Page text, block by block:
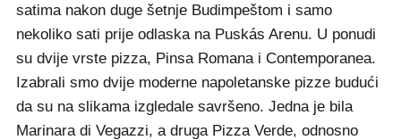
satima nakon duge šetnje Budimpeštom i samo
nekoliko sati prije odlaska na Puskás Arenu. U ponudi
su dvije vrste pizza, Pinsa Romana i Contemporanea.
Izabrali smo dvije moderne napoletanske pizze budući
da su na slikama izgledale savršeno. Jedna je bila
Marinara di Vegazzi, a druga Pizza Verde, odnosno